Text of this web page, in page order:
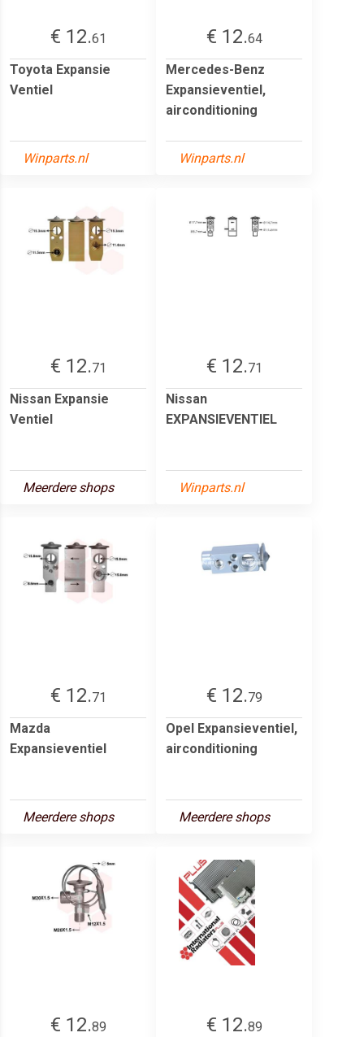
€ 12.61
Toyota Expansie
Ventiel
Winparts.nl
€ 12.64
Mercedes-Benz
Expansieventiel,
airconditioning
Winparts.nl
€ 12.71
Nissan Expansie
Ventiel
Meerdere shops
€ 12.71
Nissan
EXPANSIEVENTIEL
Winparts.nl
€ 12.71
Mazda
Expansieventiel
Meerdere shops
€ 12.79
Opel Expansieventiel,
airconditioning
Meerdere shops
€ 12.89
€ 12.89